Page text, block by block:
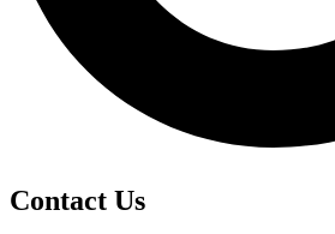
Contact Us